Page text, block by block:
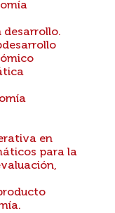
desarrollo.
en
para la